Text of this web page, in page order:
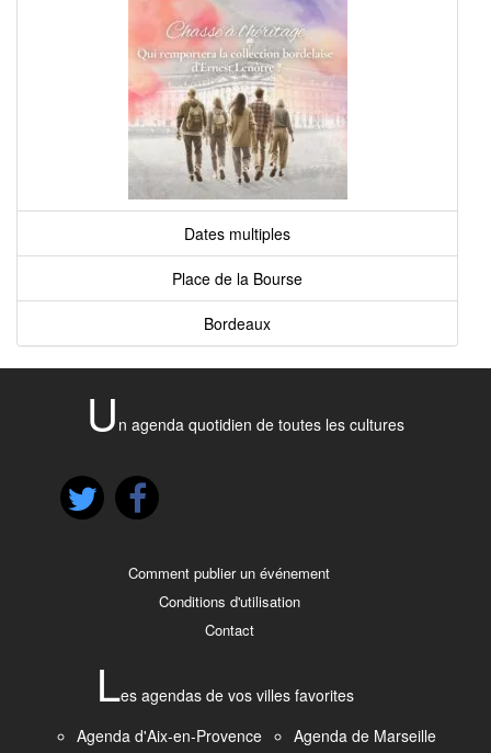
Dates multiples
Place de la Bourse
Bordeaux
U n agenda quotidien de toutes les cultures
Comment publier un événement
Conditions d'utilisation
Contact
Les agendas de vos villes favorites
Agenda d'Aix-en-Provence
Agenda de Marseille